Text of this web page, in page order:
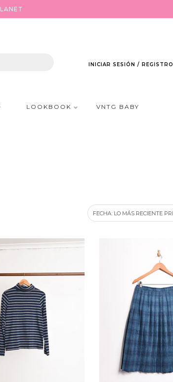
INICIAR SESIÓN / REGISTRO
LOOKBOOK VNTG BABY